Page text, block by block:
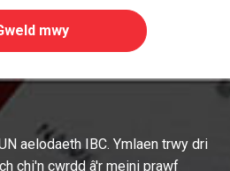
mwy
aelodaeth IBC. Ymlaen trwy dri
chi'n cwrdd â'r meini prawf